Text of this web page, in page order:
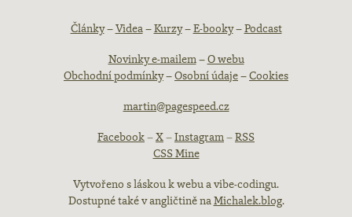
Patička
webu
Články–Videa–Kurzy–E-booky–Podcast
Novinky e-mailem–O webu
Obchodní podmínky–Osobní údaje–Cookies
martin@pagespeed.cz
Facebook–X–Instagram–RSS
CSS Mine
Vytvořeno s láskou k webu a vibe-codingu.
Dostupné také v angličtině naMichalek.blog.